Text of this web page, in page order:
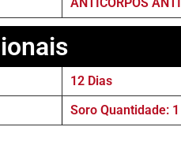
ANTICORPOS
12 Dias
Soro Quantidade: 1